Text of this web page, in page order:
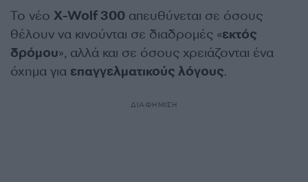
Το νέο X-Wolf 300 απευθύνεται σε όσους
θέλουν να κινούνται σε διαδρομές «εκτός
δρόμου», αλλά και σε όσους χρειάζονται ένα
όχημα για επαγγελματικούς λόγους.
ΔΙΑΦΗΜΙΣΗ